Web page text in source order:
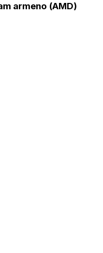
armeno (AMD)